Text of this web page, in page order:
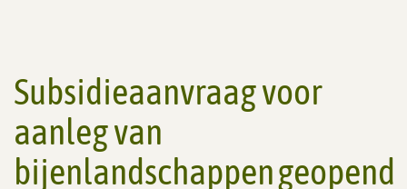
Subsidieaanvraag voor
aanleg van
bijenlandschappen geopend